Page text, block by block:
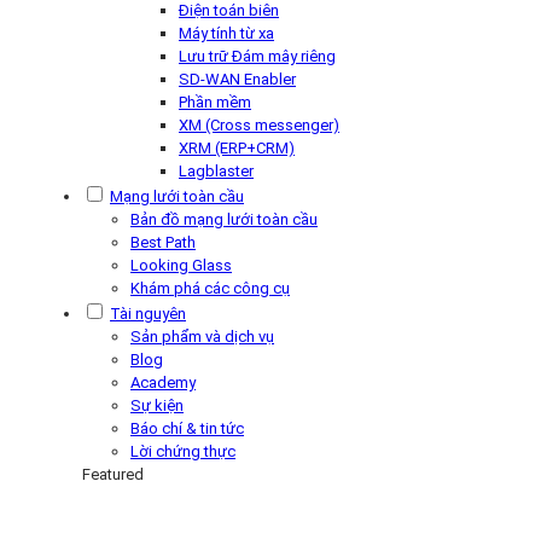
Điện toán biên
Máy tính từ xa
Lưu trữ Đám mây riêng
SD-WAN Enabler
Phần mềm
XM (Cross messenger)
XRM (ERP+CRM)
Lagblaster
Mạng lưới toàn cầu
Bản đồ mạng lưới toàn cầu
Best Path
Looking Glass
Khám phá các công cụ
Tài nguyên
Sản phẩm và dịch vụ
Blog
Academy
Sự kiện
Báo chí & tin tức
Lời chứng thực
Featured